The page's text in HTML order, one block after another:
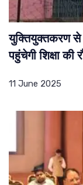
युक्तियुक्तकरण से
पहुंचेगी शिक्षा की
11 June 2025